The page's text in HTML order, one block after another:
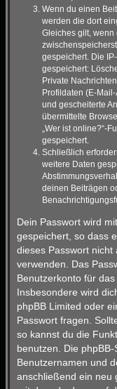
Wenn du einen
werden die dort
Gleiches gilt,
gespeichert. Die
gespeichert:
Private
Profildaten (E-
und gescheiterte
übermittelte
„Wer ist online?“-
gespeichert.
Schließlich
weitere Daten
deinen Beiträgen
Dein Passwort wird
gespeichert, so dass
dieses Passwort nicht
verwenden. Das
Benutzerkonto für
Insbesondere wird
phpBB Limited oder
Passwort fragen.
so kannst du die
benutzen. Die
Benutzernamen und
anschließend ein neu